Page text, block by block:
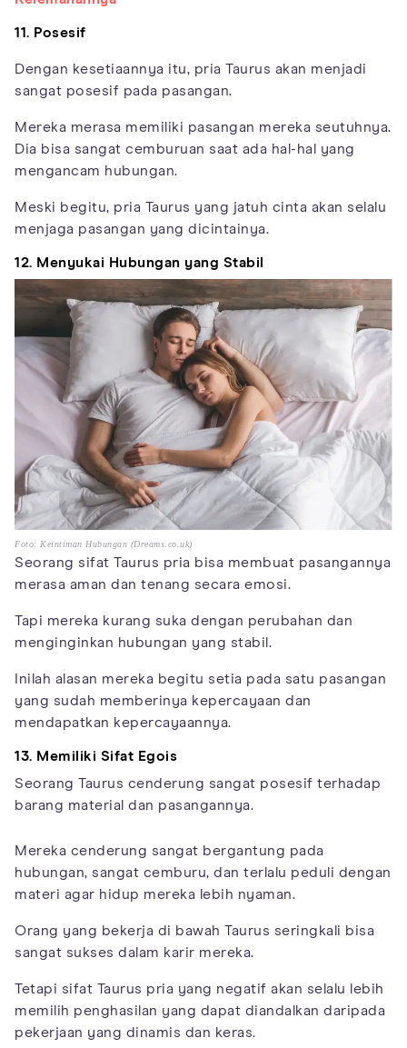
11. Posesif
Dengan kesetiaannya itu, pria Taurus akan menjadi
sangat posesif pada pasangan.
Mereka merasa memiliki pasangan mereka seutuhnya.
Dia bisa sangat cemburuan saat ada hal-hal yang
mengancam hubungan.
Meski begitu, pria Taurus yang jatuh cinta akan selalu
menjaga pasangan yang dicintainya.
12. Menyukai Hubungan yang Stabil
Foto: Keintiman Hubungan (Dreams.co.uk)
Seorang sifat Taurus pria bisa membuat pasangannya
merasa aman dan tenang secara emosi.
Tapi mereka kurang suka dengan perubahan dan
menginginkan hubungan yang stabil.
Inilah alasan mereka begitu setia pada satu pasangan
yang sudah memberinya kepercayaan dan
mendapatkan kepercayaannya.
13. Memiliki Sifat Egois
Seorang Taurus cenderung sangat posesif terhadap
barang material dan pasangannya.
Mereka cenderung sangat bergantung pada
hubungan, sangat cemburu, dan terlalu peduli dengan
materi agar hidup mereka lebih nyaman.
Orang yang bekerja di bawah Taurus seringkali bisa
sangat sukses dalam karir mereka.
Tetapi sifat Taurus pria yang negatif akan selalu lebih
memilih penghasilan yang dapat diandalkan daripada
pekerjaan yang dinamis dan keras.